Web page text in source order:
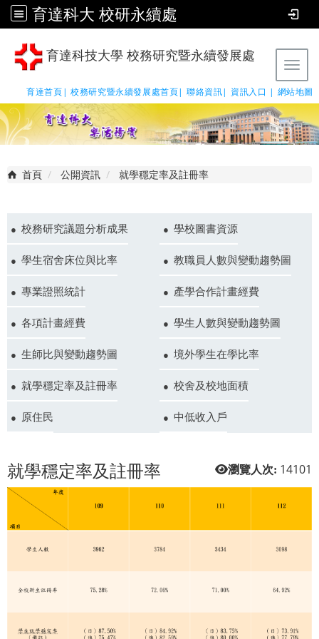
育達科大 校研永續處
育達科技大學 校務研究暨永續發展處
育達首頁| 校務研究暨永續發展處首頁| 聯絡資訊| 資訊入口 | 網站地圖
首頁 公開資訊 就學穩定率及註冊率
校務研究議題分析成果 學校圖書資源
學生宿舍床位與比率 教職員人數與變動趨勢圖
專業證照統計 產學合作計畫經費
各項計畫經費 學生人數與變動趨勢圖
生師比與變動趨勢圖 境外學生在學比率
就學穩定率及註冊率 校舍及校地面積
原住民 中低收入戶
瀏覽人次: 14101
就學穩定率及註冊率